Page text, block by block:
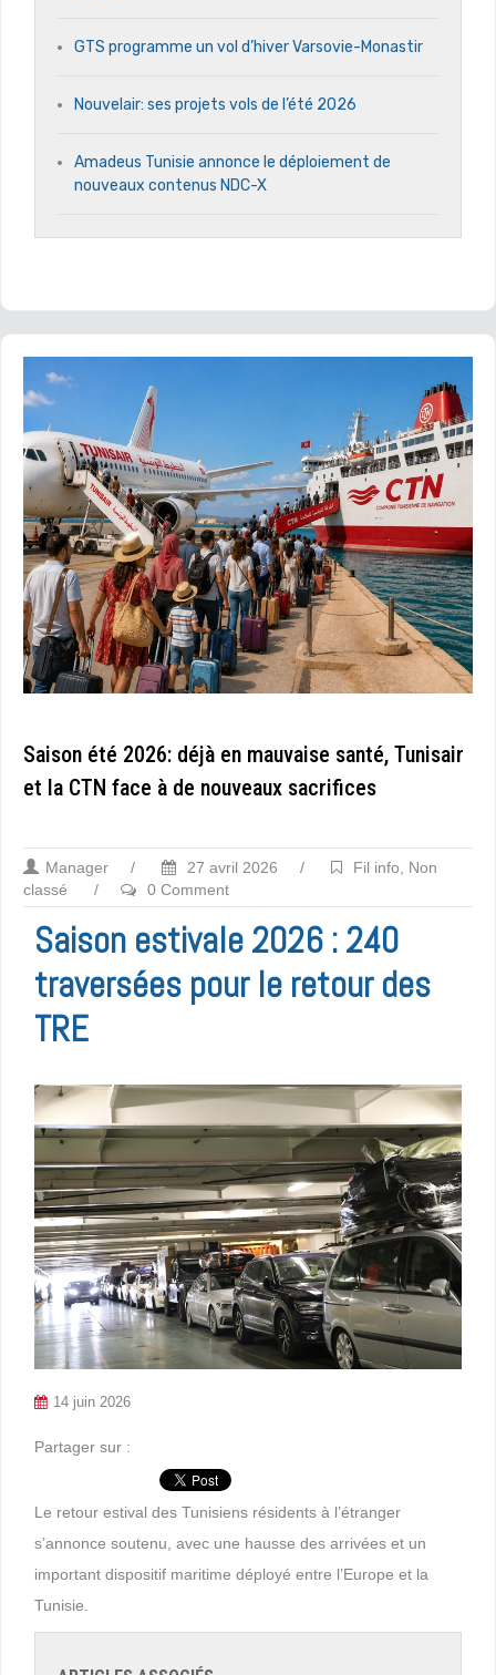
GTS programme un vol d’hiver Varsovie-Monastir
Nouvelair: ses projets vols de l’été 2026
Amadeus Tunisie annonce le déploiement de
nouveaux contenus NDC-X
Saison été 2026: déjà en mauvaise santé, Tunisair
et la CTN face à de nouveaux sacrifices
Manager / 27 avril 2026 / Fil info, Non
classé
/ 0 Comment
Saison estivale 2026 : 240
traversées pour le retour des
TRE
14 juin 2026
Partager sur :
Le retour estival des Tunisiens résidents à l’étranger
s’annonce soutenu, avec une hausse des arrivées et un
important dispositif maritime déployé entre l’Europe et la
Tunisie.